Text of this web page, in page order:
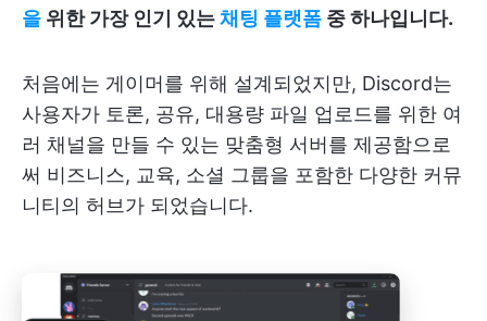
을 위한 가장 인기 있는채팅 플랫폼 중 하나입니다.
처음에는 게이머를 위해 설계되었지만, Discord는
사용자가 토론, 공유, 대용량 파일 업로드를 위한 여
러 채널을 만들 수 있는 맞춤형 서버를 제공함으로
써 비즈니스, 교육, 소셜 그룹을 포함한 다양한 커뮤
니티의 허브가 되었습니다.